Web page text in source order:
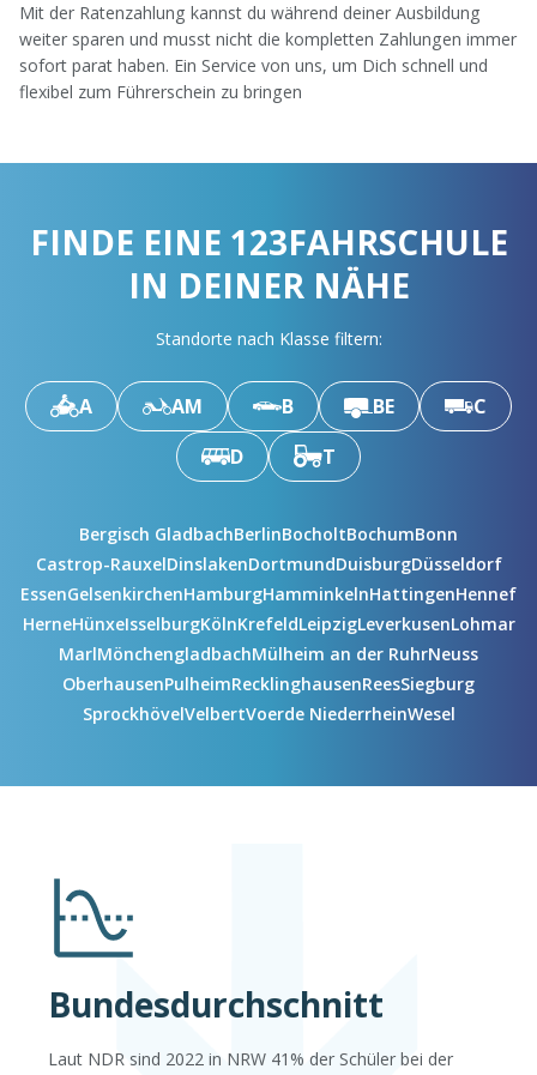
Mit der Ratenzahlung kannst du während deiner Ausbildung
weiter sparen und musst nicht die kompletten Zahlungen immer
sofort parat haben. Ein Service von uns, um Dich schnell und
flexibel zum Führerschein zu bringen
FINDE EINE 123FAHRSCHULE
IN DEINER NÄHE
Standorte nach Klasse filtern:
A AM B BE
C
D
T
Bergisch GladbachBerlinBocholtBochumBonn
Castrop-RauxelDinslakenDortmundDuisburgDüsseldorf
EssenGelsenkirchenHamburgHamminkelnHattingenHennef
HerneHünxeIsselburgKölnKrefeldLeipzigLeverkusenLohmar
MarlMönchengladbachMülheim an der RuhrNeuss
OberhausenPulheimRecklinghausenReesSiegburg
SprockhövelVelbertVoerde NiederrheinWesel
Bundesdurchschnitt
Laut NDR sind 2022 in NRW 41% der Schüler bei der